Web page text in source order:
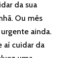
da sua
Ou mês
ainda.
aí cuidar da